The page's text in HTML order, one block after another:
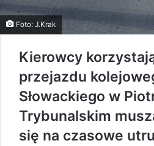
Foto: J.Krak
Kierowcy
przejazdu
Słowackiego w
Trybunalskim
się na czasowe